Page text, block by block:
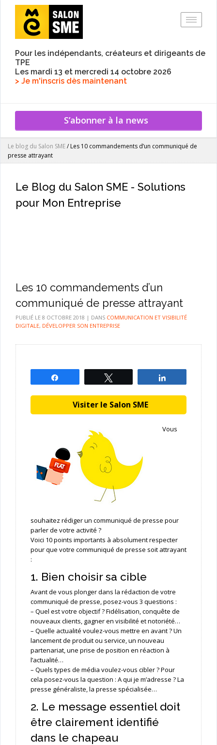
Pour les indépendants, créateurs et dirigeants de
TPE
Les mardi 13 et mercredi 14 octobre 2026
> Je m'inscris dès maintenant
S’abonner à la news
Le blog du Salon SME/Les 10 commandements d’un communiqué de
presse attrayant
Le Blog du Salon SME - Solutions
pour Mon Entreprise
Les 10 commandements d’un
communiqué de presse attrayant
PUBLIÉ LE 8 OCTOBRE 2018 | DANS COMMUNICATION ET VISIBILITÉ
DIGITALE, DÉVELOPPER SON ENTREPRISE
Visiter le Salon SME
Vous
souhaitez rédiger un communiqué de presse pour
parler de votre activité ?
Voici 10 points importants à absolument respecter
pour que votre communiqué de presse soit attrayant
:
1. Bien choisir sa cible
Avant de vous plonger dans la rédaction de votre
communiqué de presse, posez-vous 3 questions :
– Quel est votre objectif ? Fidélisation, conquête de
nouveaux clients, gagner en visibilité et notoriété…
– Quelle actualité voulez-vous mettre en avant ? Un
lancement de produit ou service, un nouveau
partenariat, une prise de position en réaction à
l’actualité…
– Quels types de média voulez-vous cibler ? Pour
cela posez-vous la question : A qui je m’adresse ? La
presse généraliste, la presse spécialisée…
2. Le message essentiel doit
être clairement identifié
dans le chapeau